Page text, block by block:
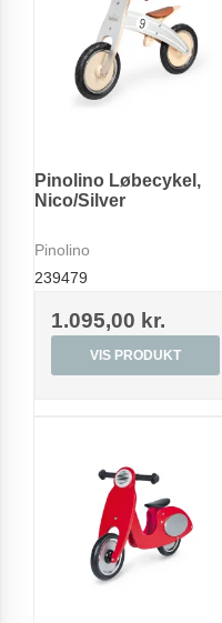
Pinolino Løbecykel,
Nico/Silver
Pinolino
239479
1.095,00 kr.
VIS PRODUKT